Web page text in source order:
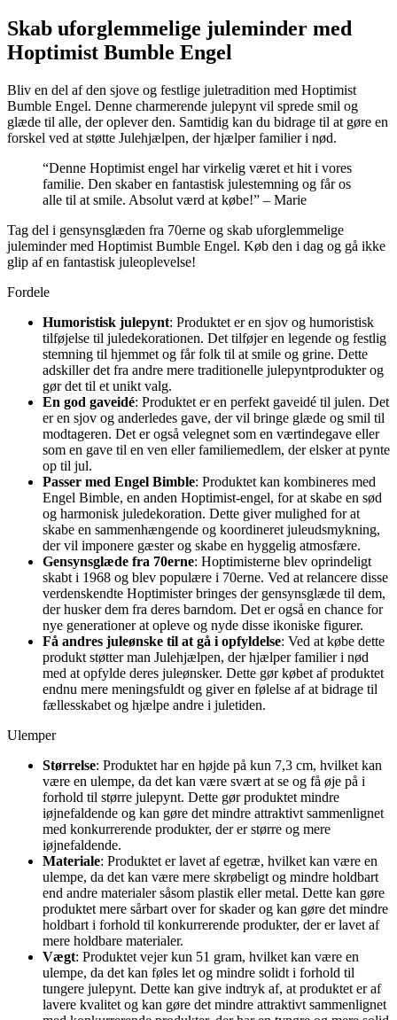
Skab uforglemmelige juleminder med
Hoptimist Bumble Engel
Bliv en del af den sjove og festlige juletradition med Hoptimist
Bumble Engel. Denne charmerende julepynt vil sprede smil og
glæde til alle, der oplever den. Samtidig kan du bidrage til at gøre en
forskel ved at støtte Julehjælpen, der hjælper familier i nød.
“Denne Hoptimist engel har virkelig været et hit i vores
familie. Den skaber en fantastisk julestemning og får os
alle til at smile. Absolut værd at købe!” – Marie
Tag del i gensynsglæden fra 70erne og skab uforglemmelige
juleminder med Hoptimist Bumble Engel. Køb den i dag og gå ikke
glip af en fantastisk juleoplevelse!
Fordele
Humoristisk julepynt: Produktet er en sjov og humoristisk
tilføjelse til juledekorationen. Det tilføjer en legende og festlig
stemning til hjemmet og får folk til at smile og grine. Dette
adskiller det fra andre mere traditionelle julepyntprodukter og
gør det til et unikt valg.
En god gaveidé: Produktet er en perfekt gaveidé til julen. Det
er en sjov og anderledes gave, der vil bringe glæde og smil til
modtageren. Det er også velegnet som en værtindegave eller
som en gave til en ven eller familiemedlem, der elsker at pynte
op til jul.
Passer med Engel Bimble: Produktet kan kombineres med
Engel Bimble, en anden Hoptimist-engel, for at skabe en sød
og harmonisk juledekoration. Dette giver mulighed for at
skabe en sammenhængende og koordineret juleudsmykning,
der vil imponere gæster og skabe en hyggelig atmosfære.
Gensynsglæde fra 70erne: Hoptimisterne blev oprindeligt
skabt i 1968 og blev populære i 70erne. Ved at relancere disse
verdenskendte Hoptimister bringes der gensynsglæde til dem,
der husker dem fra deres barndom. Det er også en chance for
nye generationer at opleve og nyde disse ikoniske figurer.
Få andres juleønske til at gå i opfyldelse: Ved at købe dette
produkt støtter man Julehjælpen, der hjælper familier i nød
med at opfylde deres juleønsker. Dette gør købet af produktet
endnu mere meningsfuldt og giver en følelse af at bidrage til
fællesskabet og hjælpe andre i juletiden.
Ulemper
Størrelse: Produktet har en højde på kun 7,3 cm, hvilket kan
være en ulempe, da det kan være svært at se og få øje på i
forhold til større julepynt. Dette gør produktet mindre
iøjnefaldende og kan gøre det mindre attraktivt sammenlignet
med konkurrerende produkter, der er større og mere
iøjnefaldende.
Materiale: Produktet er lavet af egetræ, hvilket kan være en
ulempe, da det kan være mere skrøbeligt og mindre holdbart
end andre materialer såsom plastik eller metal. Dette kan gøre
produktet mere sårbart over for skader og kan gøre det mindre
holdbart i forhold til konkurrerende produkter, der er lavet af
mere holdbare materialer.
Vægt: Produktet vejer kun 51 gram, hvilket kan være en
ulempe, da det kan føles let og mindre solidt i forhold til
tungere julepynt. Dette kan give indtryk af, at produktet er af
lavere kvalitet og kan gøre det mindre attraktivt sammenlignet